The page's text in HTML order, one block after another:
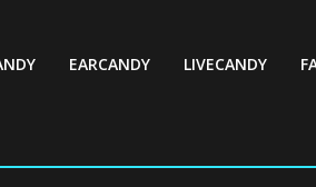
EARCANDY LIVECANDY